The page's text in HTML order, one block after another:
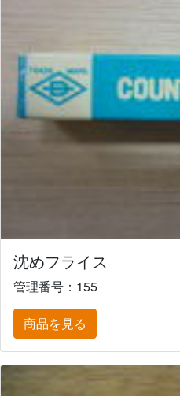
沈めフライス
管理番号：155
商品を見る